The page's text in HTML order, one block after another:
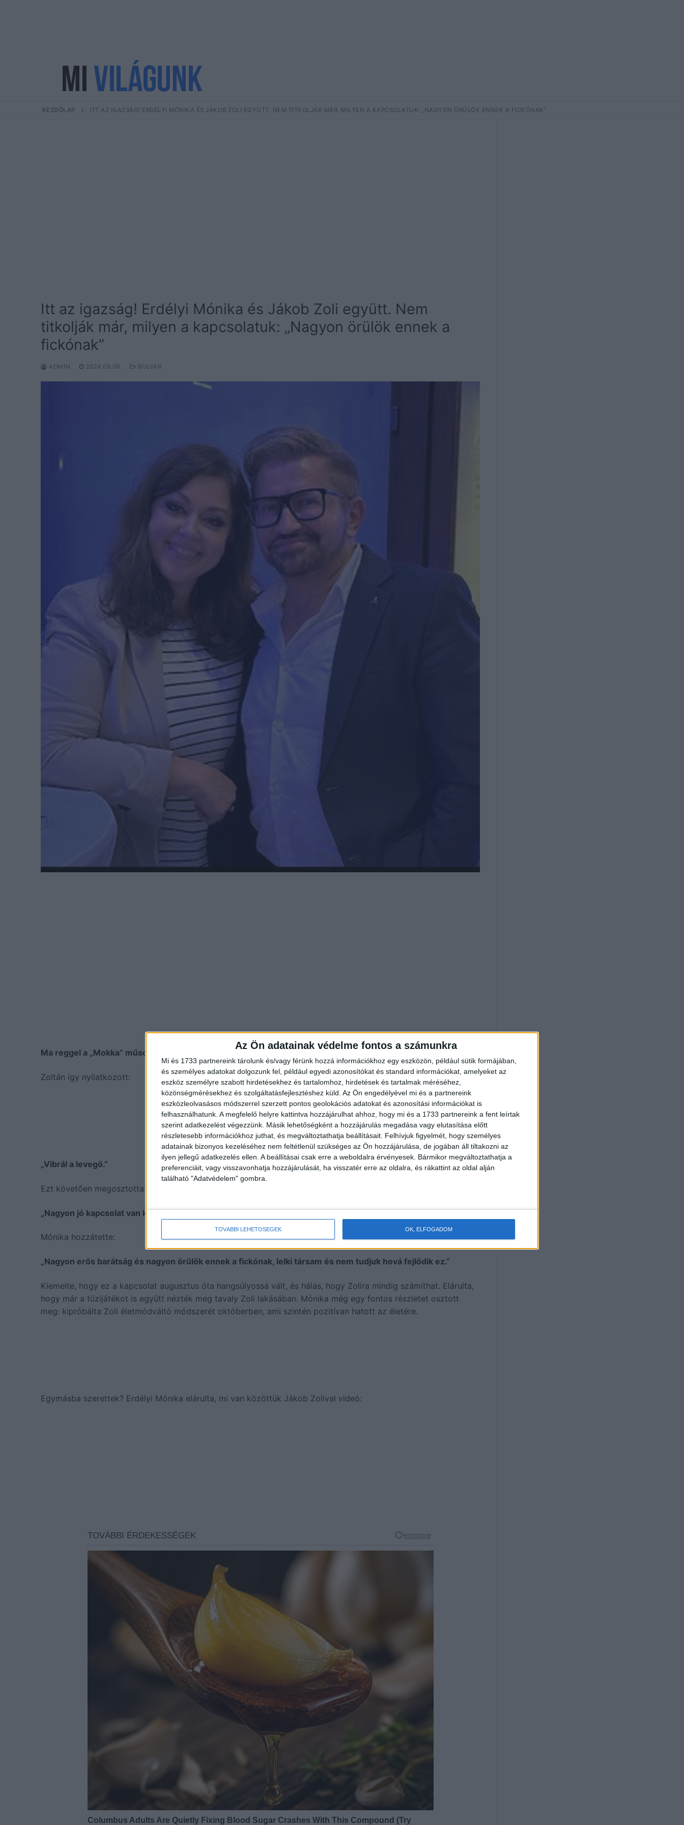
Az Ön adatainak védelme fontos a számunkra
Mi és 1733 partnereink tárolunk és/vagy férünk hozzá információkhoz egy eszközön, például sütik formájában,
és személyes adatokat dolgozunk fel, például egyedi azonosítókat és standard információkat, amelyeket az
eszköz személyre szabott hirdetésekhez és tartalomhoz, hirdetések és tartalmak méréséhez,
közönségmérésekhez és szolgáltatásfejlesztéshez küld. Az Ön engedélyével mi és a partnereink
eszközleolvasásos módszerrel szerzett pontos geolokációs adatokat és azonosítási információkat is
felhasználhatunk. A megfelelő helyre kattintva hozzájárulhat ahhoz, hogy mi és a 1733 partnereink a fent leírtak
szerint adatkezelést végezzünk. Másik lehetőségként a hozzájárulás megadása vagy elutasítása előtt
részletesebb információkhoz juthat, és megváltoztathatja beállításait. Felhívjuk figyelmét, hogy személyes
adatainak bizonyos kezeléséhez nem feltétlenül szükséges az Ön hozzájárulása, de jogában áll tiltakozni az
ilyen jellegű adatkezelés ellen. A beállításai csak erre a weboldalra érvényesek. Bármikor megváltoztathatja a
preferenciáit, vagy visszavonhatja hozzájárulását, ha visszatér erre az oldalra, és rákattint az oldal alján
található "Adatvédelem" gombra.
TOVÁBBI LEHETŐSÉGEK OK, ELFOGADOM
KEZDŐLAP ITT AZ IGAZSÁG! ERDÉLYI MÓNIKA ÉS JÁKOB ZOLI EGYÜTT. NEM TITKOLJÁK MÁR, MILYEN A KAPCSOLATUK: „NAGYON ÖRÜLÖK ENNEK A FICKÓNAK”
Itt az igazság! Erdélyi Mónika és Jákob Zoli együtt. Nem
titkolják már, milyen a kapcsolatuk: „Nagyon örülök ennek a
fickónak”
ADM1N 2024.09.09. BULVÁR
Ma reggel a „Mokka” műsorban Erdélyi Mónika és Jákob Zoltán voltak a vendégek.
Zoltán így nyilatkozott:
„Vibrál a levegő.”
Ezt követően megosztotta:
„Nagyon jó kapcsolat van közöttünk, igazából ennyi.”
Mónika hozzátette:
„Nagyon erős barátság és nagyon örülök ennek a fickónak, lelki társam és nem tudjuk hová fejlődik ez.”
Kiemelte, hogy ez a kapcsolat augusztus óta hangsúlyossá vált, és hálás, hogy Zolira mindig számíthat. Elárulta,
hogy már a tűzijátékot is együtt nézték meg tavaly Zoli lakásában. Mónika még egy fontos részletet osztott
meg: kipróbálta Zoli életmódváltó módszerét októberben, ami szintén pozitívan hatott az életére.
Egymásba szerettek? Erdélyi Mónika elárulta, mi van közöttük Jákob Zolival videó: